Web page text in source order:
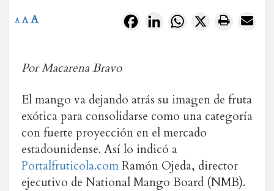
FacebookLinkedInWhatsApp
X
A A A
Por Macarena Bravo
El mango va dejando atrás su imagen de fruta
exótica para consolidarse como una categoría
con fuerte proyección en el mercado
estadounidense. Así lo indicó a
Portalfruticola.comRamón Ojeda, director
ejecutivo de National Mango Board (NMB).